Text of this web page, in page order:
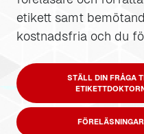
etikett samt
kostnadsfria och du
STÄLL DIN FRÅGA
FÖRELÄSNINGAR